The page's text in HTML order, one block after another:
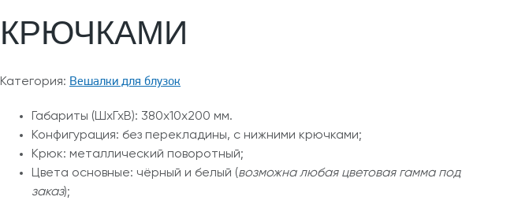
КРЮЧКАМИ
Категория: Вешалки для блузок
Габариты (ШхГхВ): 380х10х200 мм.
Конфигурация: без перекладины, с нижними крючками;
Крюк: металлический поворотный;
Цвета основные: чёрный и белый (возможна любая цветовая гамма под
заказ);